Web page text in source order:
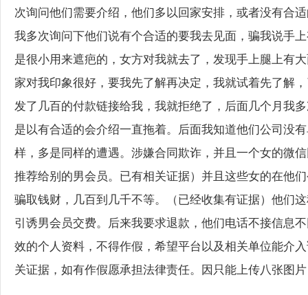
次询问他们需要介绍，他们多以回家安排，或者没有合
我多次询问下他们说有个合适的要我去见面，骗我说手
是很小用来遮疤的，女方对我就去了，发现手上腿上有
家对我印象很好，要我先了解再决定，我就试着先了解
发了几百的付款链接给我，我就拒绝了，后面几个月我
是以有合适的会介绍一直拖着。后面我知道他们公司没
样，多是同样的遭遇。涉嫌合同欺诈，并且一个女的微
推荐给别的男会员。已有相关证据）并且这些女的在他
骗取钱财，几百到几千不等。（已经收集有证据）他们
引诱男会员交费。后来我要求退款，他们电话不接信息
效的个人资料，不得作假，希望平台以及相关单位能介
关证据，如有作假愿承担法律责任。因只能上传八张图